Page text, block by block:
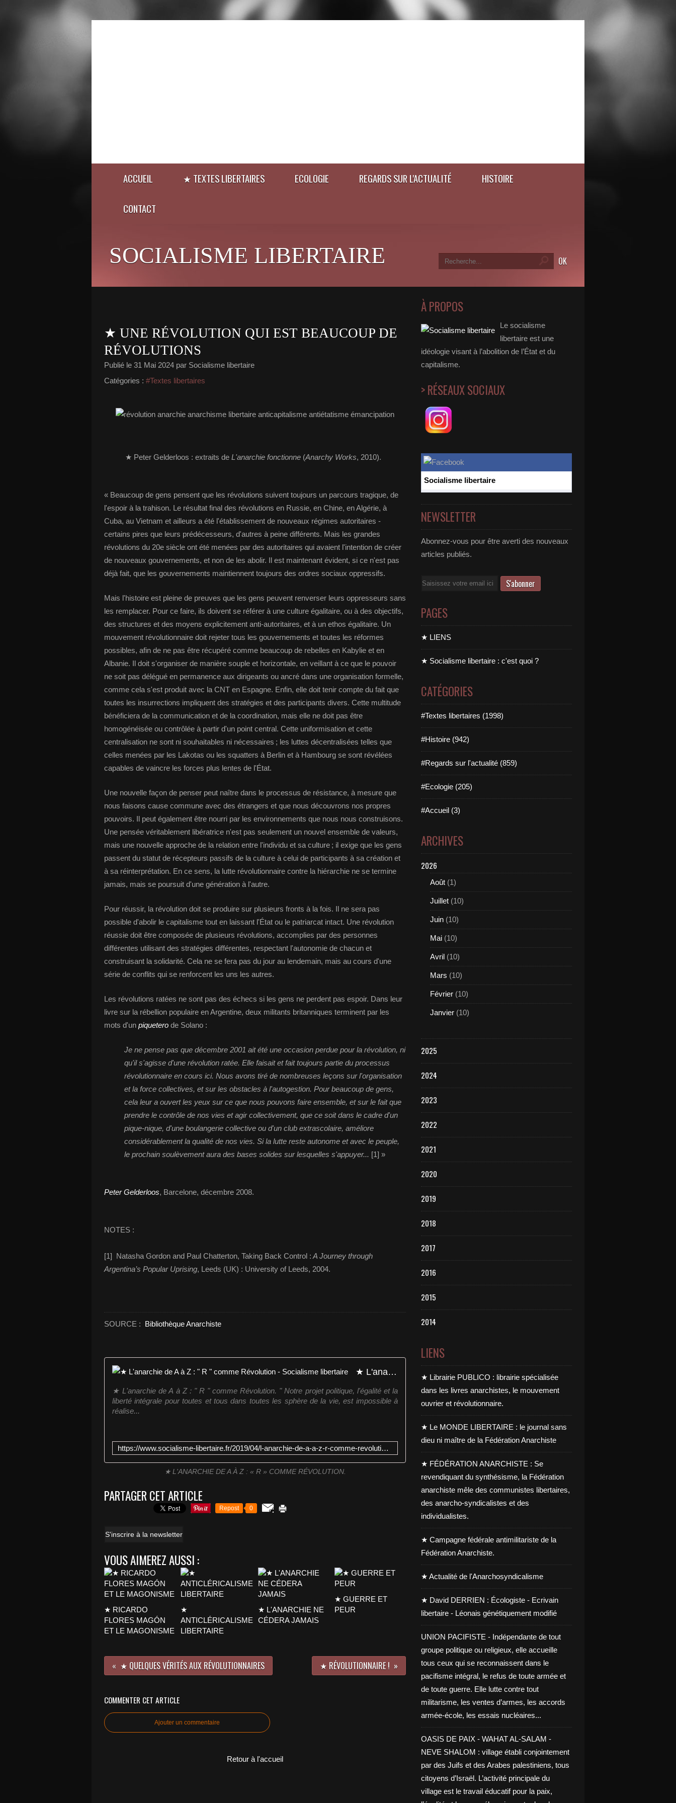
ACCUEIL ★ TEXTES LIBERTAIRES ECOLOGIE REGARDS SUR L'ACTUALITÉ HISTOIRE
CONTACT
SOCIALISME LIBERTAIRE
★ UNE RÉVOLUTION QUI EST BEAUCOUP DE
RÉVOLUTIONS
Publié le 31 Mai 2024 par Socialisme libertaire
Catégories : #Textes libertaires
★ Peter Gelderloos : extraits de L'anarchie fonctionne (Anarchy Works, 2010).
« Beaucoup de gens pensent que les révolutions suivent toujours un parcours tragique, de
l'espoir à la trahison. Le résultat final des révolutions en Russie, en Chine, en Algérie, à
Cuba, au Vietnam et ailleurs a été l'établissement de nouveaux régimes autoritaires -
certains pires que leurs prédécesseurs, d'autres à peine différents. Mais les grandes
révolutions du 20e siècle ont été menées par des autoritaires qui avaient l'intention de créer
de nouveaux gouvernements, et non de les abolir. Il est maintenant évident, si ce n'est pas
déjà fait, que les gouvernements maintiennent toujours des ordres sociaux oppressifs.
Mais l'histoire est pleine de preuves que les gens peuvent renverser leurs oppresseurs sans
les remplacer. Pour ce faire, ils doivent se référer à une culture égalitaire, ou à des objectifs,
des structures et des moyens explicitement anti-autoritaires, et à un ethos égalitaire. Un
mouvement révolutionnaire doit rejeter tous les gouvernements et toutes les réformes
possibles, afin de ne pas être récupéré comme beaucoup de rebelles en Kabylie et en
Albanie. Il doit s'organiser de manière souple et horizontale, en veillant à ce que le pouvoir
ne soit pas délégué en permanence aux dirigeants ou ancré dans une organisation formelle,
comme cela s'est produit avec la CNT en Espagne. Enfin, elle doit tenir compte du fait que
toutes les insurrections impliquent des stratégies et des participants divers. Cette multitude
bénéficiera de la communication et de la coordination, mais elle ne doit pas être
homogénéisée ou contrôlée à partir d'un point central. Cette uniformisation et cette
centralisation ne sont ni souhaitables ni nécessaires ; les luttes décentralisées telles que
celles menées par les Lakotas ou les squatters à Berlin et à Hambourg se sont révélées
capables de vaincre les forces plus lentes de l'État.
Une nouvelle façon de penser peut naître dans le processus de résistance, à mesure que
nous faisons cause commune avec des étrangers et que nous découvrons nos propres
pouvoirs. Il peut également être nourri par les environnements que nous nous construisons.
Une pensée véritablement libératrice n'est pas seulement un nouvel ensemble de valeurs,
mais une nouvelle approche de la relation entre l'individu et sa culture ; il exige que les gens
passent du statut de récepteurs passifs de la culture à celui de participants à sa création et
à sa réinterprétation. En ce sens, la lutte révolutionnaire contre la hiérarchie ne se termine
jamais, mais se poursuit d'une génération à l'autre.
Pour réussir, la révolution doit se produire sur plusieurs fronts à la fois. Il ne sera pas
possible d'abolir le capitalisme tout en laissant l'État ou le patriarcat intact. Une révolution
réussie doit être composée de plusieurs révolutions, accomplies par des personnes
différentes utilisant des stratégies différentes, respectant l'autonomie de chacun et
construisant la solidarité. Cela ne se fera pas du jour au lendemain, mais au cours d'une
série de conflits qui se renforcent les uns les autres.
Les révolutions ratées ne sont pas des échecs si les gens ne perdent pas espoir. Dans leur
livre sur la rébellion populaire en Argentine, deux militants britanniques terminent par les
mots d'un piquetero de Solano :
Je ne pense pas que décembre 2001 ait été une occasion perdue pour la révolution, ni
qu'il s'agisse d'une révolution ratée. Elle faisait et fait toujours partie du processus
révolutionnaire en cours ici. Nous avons tiré de nombreuses leçons sur l'organisation
et la force collectives, et sur les obstacles à l'autogestion. Pour beaucoup de gens,
cela leur a ouvert les yeux sur ce que nous pouvons faire ensemble, et sur le fait que
prendre le contrôle de nos vies et agir collectivement, que ce soit dans le cadre d'un
pique-nique, d'une boulangerie collective ou d'un club extrascolaire, améliore
considérablement la qualité de nos vies. Si la lutte reste autonome et avec le peuple,
le prochain soulèvement aura des bases solides sur lesquelles s'appuyer... [1] »
Peter Gelderloos, Barcelone, décembre 2008.
NOTES :
[1] Natasha Gordon and Paul Chatterton, Taking Back Control : A Journey through
Argentina’s Popular Uprising, Leeds (UK) : University of Leeds, 2004.
SOURCE : Bibliothèque Anarchiste
★ L'anarchie de A à Z : " R " comme Révolution - Socialisme libertaire
★ L'anarchie de A à Z : " R " comme Révolution. " Notre projet politique, l'égalité et la
liberté intégrale pour toutes et tous dans toutes les sphère de la vie, est impossible à
réalise...
https://www.socialisme-libertaire.fr/2019/04/l-anarchie-de-a-a-z-r-comme-revolution.html
★ L'ANARCHIE DE A À Z : « R » COMME RÉVOLUTION.
PARTAGER CET ARTICLE
Repost 0
S'inscrire à la newsletter
VOUS AIMEREZ AUSSI :
★ RICARDO
FLORES MAGÓN
ET LE MAGONISME
★
ANTICLÉRICALISME
LIBERTAIRE
★ L'ANARCHIE NE
CÉDERA JAMAIS
★ GUERRE ET
PEUR
★ QUELQUES VÉRITÉS AUX RÉVOLUTIONNAIRES ★ RÉVOLUTIONNAIRE !
COMMENTER CET ARTICLE
Ajouter un commentaire
Retour à l'accueil
À PROPOS
Le socialisme
libertaire est une
idéologie visant à l’abolition de l’État et du
capitalisme.
> RÉSEAUX SOCIAUX
Socialisme libertaire
NEWSLETTER
Abonnez-vous pour être averti des nouveaux
articles publiés.
Email
PAGES
★ LIENS
★ Socialisme libertaire : c'est quoi ?
CATÉGORIES
#Textes libertaires (1998)
#Histoire (942)
#Regards sur l'actualité (859)
#Ecologie (205)
#Accueil (3)
ARCHIVES
2026
Août (1)
Juillet (10)
Juin (10)
Mai (10)
Avril (10)
Mars (10)
Février (10)
Janvier (10)
2025
2024
2023
2022
2021
2020
2019
2018
2017
2016
2015
2014
LIENS
★ Librairie PUBLICO : librairie spécialisée
dans les livres anarchistes, le mouvement
ouvrier et révolutionnaire.
★ Le MONDE LIBERTAIRE : le journal sans
dieu ni maître de la Fédération Anarchiste
★ FÉDÉRATION ANARCHISTE : Se
revendiquant du synthésisme, la Fédération
anarchiste mêle des communistes libertaires,
des anarcho-syndicalistes et des
individualistes.
★ Campagne fédérale antimilitariste de la
Fédération Anarchiste.
★ Actualité de l'Anarchosyndicalisme
★ David DERRIEN : Écologiste - Ecrivain
libertaire - Léonais génétiquement modifié
UNION PACIFISTE - Indépendante de tout
groupe politique ou religieux, elle accueille
tous ceux qui se reconnaissent dans le
pacifisme intégral, le refus de toute armée et
de toute guerre. Elle lutte contre tout
militarisme, les ventes d’armes, les accords
armée-école, les essais nucléaires...
OASIS DE PAIX - WAHAT AL-SALAM -
NEVE SHALOM : village établi conjointement
par des Juifs et des Arabes palestiniens, tous
citoyens d’Israël. L’activité principale du
village est le travail éducatif pour la paix,